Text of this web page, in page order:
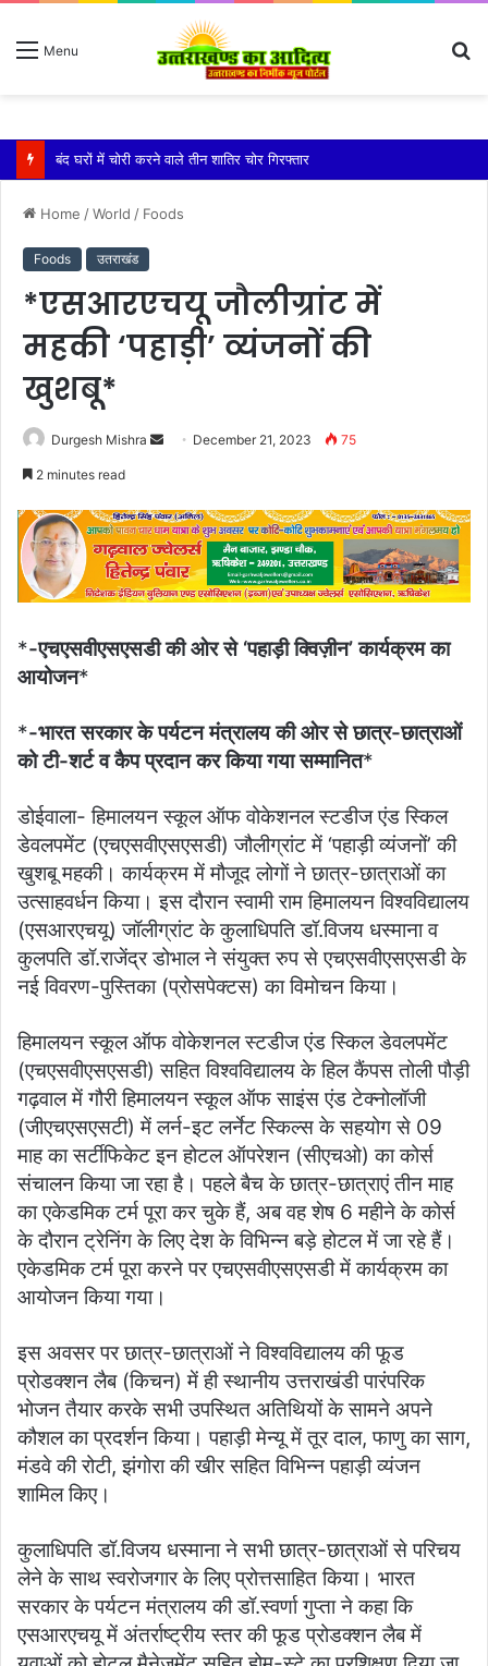
Menu
बारिश ने बढ़ाई दहशत, दरकने लगी जमीन, 10 परिवारों ने छोड़े घर
Home /World / Foods
Foods उतराखंड
*एसआरएचयू जौलीग्रांट में
महकी ‘पहाड़ी’ व्यंजनों की
खुशबू*
Durgesh Mishra
Send December 21, 2023 75
2 minutes read
*-एचएसवीएसएसडी की ओर से ‘पहाड़ी क्विज़ीन’ कार्यक्रम का
आयोजन*
*-भारत सरकार के पर्यटन मंत्रालय की ओर से छात्र-छात्राओं
को टी-शर्ट व कैप प्रदान कर किया गया सम्मानित*
डोईवाला- हिमालयन स्कूल ऑफ वोकेशनल स्टडीज एंड स्किल
डेवलपमेंट (एचएसवीएसएसडी) जौलीग्रांट में ‘पहाड़ी व्यंजनों’ की
खुशबू महकी। कार्यक्रम में मौजूद लोगों ने छात्र-छात्राओं का
उत्साहवर्धन किया। इस दौरान स्वामी राम हिमालयन विश्वविद्यालय
(एसआरएचयू) जॉलीग्रांट के कुलाधिपति डॉ.विजय धस्माना व
कुलपति डॉ.राजेंद्र डोभाल ने संयुक्त रुप से एचएसवीएसएसडी के
नई विवरण-पुस्तिका (प्रोसपेक्टस) का विमोचन किया।
हिमालयन स्कूल ऑफ वोकेशनल स्टडीज एंड स्किल डेवलपमेंट
(एचएसवीएसएसडी) सहित विश्वविद्यालय के हिल कैंपस तोली पौड़ी
गढ़वाल में गौरी हिमालयन स्कूल ऑफ साइंस एंड टेक्नोलॉजी
(जीएचएसएसटी) में लर्न-इट लर्नेट स्किल्स के सहयोग से 09
माह का सर्टीफिकेट इन होटल ऑपरेशन (सीएचओ) का कोर्स
संचालन किया जा रहा है। पहले बैच के छात्र-छात्राएं तीन माह
का एकेडमिक टर्म पूरा कर चुके हैं, अब वह शेष 6 महीने के कोर्स
के दौरान ट्रेनिंग के लिए देश के विभिन्न बड़े होटल में जा रहे हैं।
एकेडमिक टर्म पूरा करने पर एचएसवीएसएसडी में कार्यक्रम का
आयोजन किया गया।
इस अवसर पर छात्र-छात्राओं ने विश्वविद्यालय की फूड
प्रोडक्शन लैब (किचन) में ही स्थानीय उत्तराखंडी पारंपरिक
भोजन तैयार करके सभी उपस्थित अतिथियों के सामने अपने
कौशल का प्रदर्शन किया। पहाड़ी मेन्यू में तूर दाल, फाणु का साग,
मंडवे की रोटी, झंगोरा की खीर सहित विभिन्न पहाड़ी व्यंजन
शामिल किए।
कुलाधिपति डॉ.विजय धस्माना ने सभी छात्र-छात्राओं से परिचय
लेने के साथ स्वरोजगार के लिए प्रोत्तसाहित किया। भारत
सरकार के पर्यटन मंत्रालय की डॉ.स्वर्णा गुप्ता ने कहा कि
एसआरएचयू में अंतर्राष्ट्रीय स्तर की फूड प्रोडक्शन लैब में